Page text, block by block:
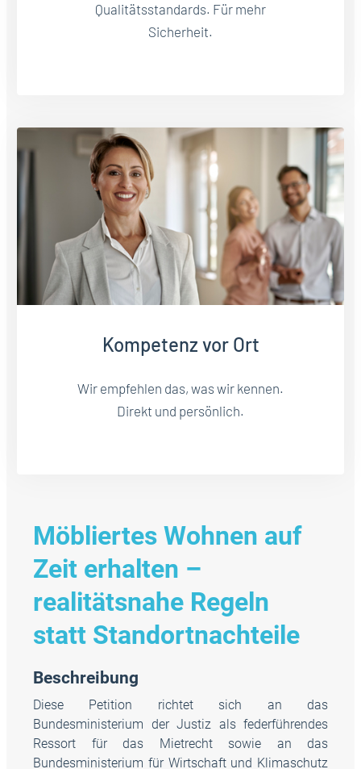
Qualitätsstandards. Für mehr
Sicherheit.
Kompetenz vor Ort
Wir empfehlen das, was wir kennen.
Direkt und persönlich.